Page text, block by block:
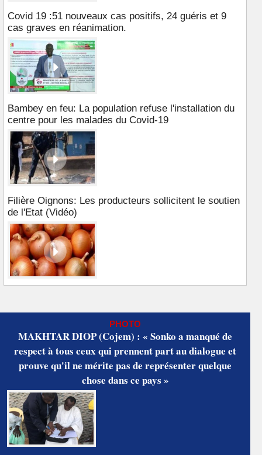
Covid 19 :51 nouveaux cas positifs, 24 guéris et 9
cas graves en réanimation.
Bambey en feu: La population refuse l'installation du
centre pour les malades du Covid-19
Filière Oignons: Les producteurs sollicitent le soutien
de l'Etat (Vidéo)
PHOTO
MAKHTAR DIOP (Cojem) : « Sonko a manqué de
respect à tous ceux qui prennent part au dialogue et
prouve qu'il ne mérite pas de représenter quelque
chose dans ce pays »